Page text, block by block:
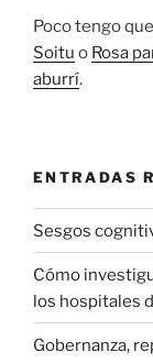
Poco tengo
Soitu o Rosa
aburrí.
ENTRADAS
Sesgos
Cómo
los hospitales
Gobernanza,